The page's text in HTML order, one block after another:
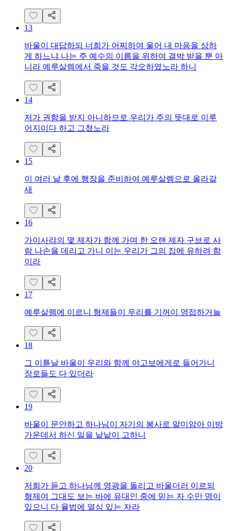
13
바울이 대답하되 너희가 어찌하여 울어 내 마음을 상하
게 하느냐 나는 주 예수의 이름을 위하여 결박 받을 뿐 아
니라 예루살렘에서 죽을 것도 각오하였노라 하니
14
저가 권함을 받지 아니하므로 우리가 주의 뜻대로 이루
어지이다 하고 그쳤노라
15
이 여러 날 후에 행장을 준비하여 예루살렘으로 올라갈
새
16
가이사랴의 몇 제자가 함께 가며 한 오랜 제자 구브로 사
람 나손을 데리고 가니 이는 우리가 그의 집에 유하려 함
이라
17
예루살렘에 이르니 형제들이 우리를 기꺼이 영접하거늘
18
그 이튿날 바울이 우리와 함께 야고보에게로 들어가니
장로들도 다 있더라
19
바울이 문안하고 하나님이 자기의 봉사로 말미암아 이방
가운데서 하신 일을 낱낱이 고하니
20
저희가 듣고 하나님께 영광을 돌리고 바울더러 이르되
형제여 그대도 보는 바에 유대인 중에 믿는 자 수만 명이
있으니 다 율법에 열심 있는 자라